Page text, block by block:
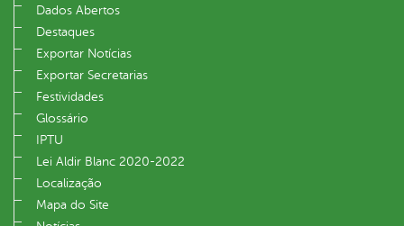
Dados Abertos
Destaques
Exportar Notícias
Exportar Secretarias
Festividades
Glossário
IPTU
Lei Aldir Blanc 2020-2022
Localização
Mapa do Site